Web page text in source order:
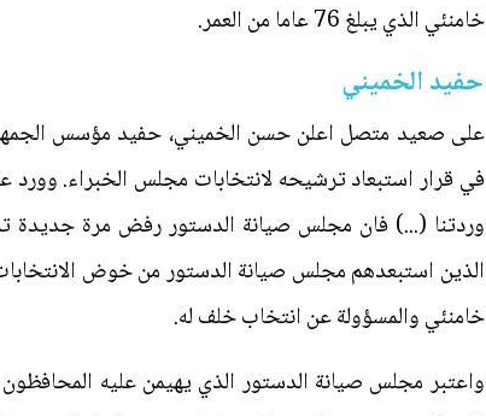
خامنئي الذي يبلغ 76 عاما من العمر.
حفيد الخميني
على صعيد متصل اعلن حسن الخميني، حفيد مؤسس
في قرار استبعاد ترشيحه لانتخابات مجلس الخبراء. وورد
وردتنا (...) فان مجلس صيانة الدستور رفض مرة جديدة
الذين استبعدهم مجلس صيانة الدستور من خوض
خامنئي والمسؤولة عن انتخاب خلف له.
واعتبر مجلس صيانة الدستور الذي يهيمن عليه